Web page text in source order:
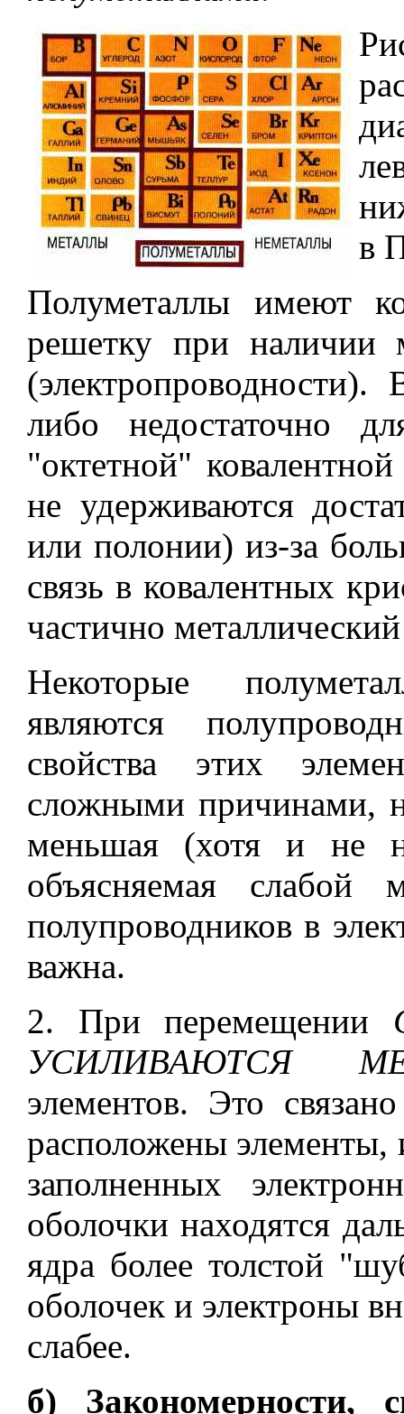
в
Полуметаллы имеют
решетку при наличии
либо недостаточно
"октетной"
не удерживаются
или полонии) из-за
связь в ковалентных
частично
Некоторые
являются
свойства этих
сложными причинами,
меньшая (хотя и не
объясняемая слабой
полупроводников в
важна.
2. При перемещении
УСИЛИВАЮТСЯ
элементов. Это
расположены
заполненных
оболочки находятся
ядра более толстой
оболочек и электроны
слабее.
б) Закономерности,